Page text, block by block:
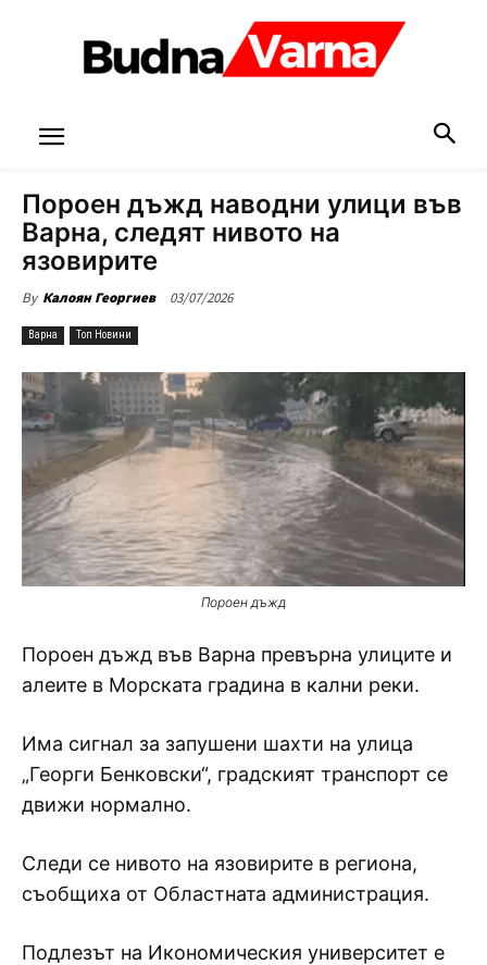
Пороен дъжд наводни улици във
Варна, следят нивото на
язовирите
By Калоян Георгиев 03/07/2026
Варна Топ Новини
Пороен дъжд
Пороен дъжд във Варна превърна улиците и
алеите в Морската градина в кални реки.
Има сигнал за запушени шахти на улица
„Георги Бенковски“, градският транспорт се
движи нормално.
Следи се нивото на язовирите в региона,
съобщиха от Oбластната администрация.
Подлезът на Икономическия университет е